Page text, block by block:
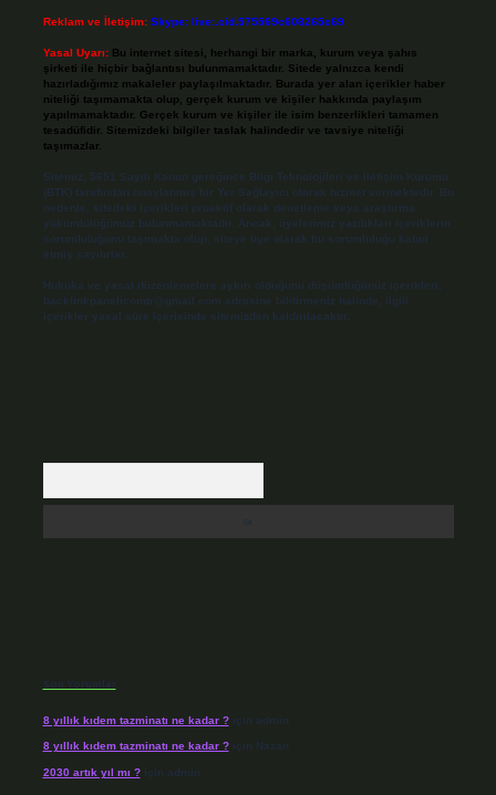
Reklam ve İletişim: Skype: live:.cid.575569c608265c69
Yasal Uyarı: Bu internet sitesi, herhangi bir marka, kurum veya şahıs
şirketi ile hiçbir bağlantısı bulunmamaktadır. Sitede yalnızca kendi
hazırladığımız makaleler paylaşılmaktadır. Burada yer alan içerikler haber
niteliği taşımamakta olup, gerçek kurum ve kişiler hakkında paylaşım
yapılmamaktadır. Gerçek kurum ve kişiler ile isim benzerlikleri tamamen
tesadüfidir. Sitemizdeki bilgiler taslak halindedir ve tavsiye niteliği
taşımazlar.
Sitemiz, 5651 Sayılı Kanun gereğince Bilgi Teknolojileri ve İletişim Kurumu
(BTK) tarafından onaylanmış bir Yer Sağlayıcı olarak hizmet vermektedir. Bu
nedenle, sitedeki içerikleri proaktif olarak denetleme veya araştırma
yükümlülüğümüz bulunmamaktadır. Ancak, üyelerimiz yazdıkları içeriklerin
sorumluluğunu taşımakta olup, siteye üye olarak bu sorumluluğu kabul
etmiş sayılırlar.
Hukuka ve yasal düzenlemelere aykırı olduğunu düşündüğünüz içerikleri,
backlinkpanelicomtr@gmail.com adresine bildirmeniz halinde, ilgili
içerikler yasal süre içerisinde sitemizden kaldırılacaktır.
Son Yorumlar
8 yıllık kıdem tazminatı ne kadar ?için admin
8 yıllık kıdem tazminatı ne kadar ?için Nazan
2030 artık yıl mı ?için admin